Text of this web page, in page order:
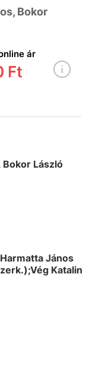
Bokor
ár
Ft
László
János
Katalin